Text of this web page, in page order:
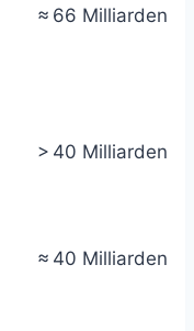
≈ 66 Milliarden
> 40 Milliarden
≈ 40 Milliarden